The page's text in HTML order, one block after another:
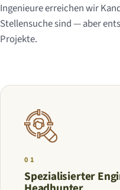
Ingenieure erreichen wir
Stellensuche sind — aber
Projekte.
01
Spezialisierter